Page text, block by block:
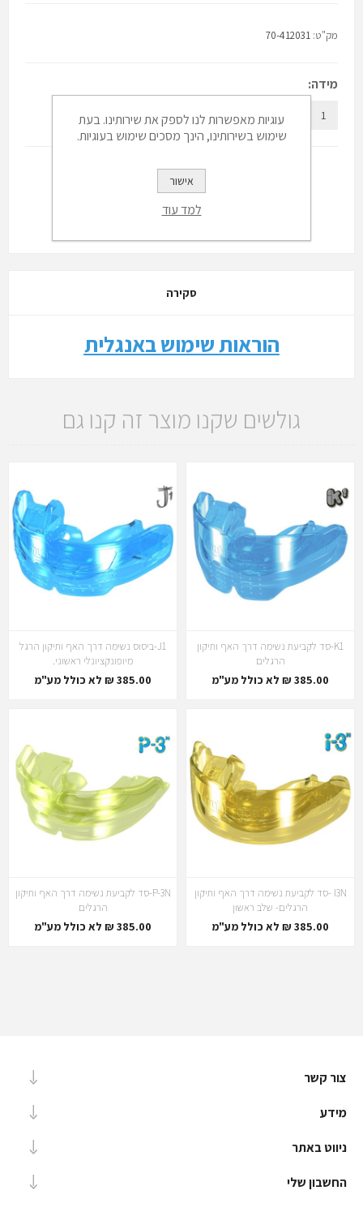
מק"ט: 70-412031
מידה:
1
2
3
4
5
6
7
סקירה
הוראות שימוש באנגלית
גולשים שקנו מוצר זה קנו גם
K1-סד לקביעת נשימה דרך האף ותיקון
הרגלים
385.00 ₪ לא כולל מע"מ
J1-ביסוס נשימה דרך האף ותיקון הרגל
מיופונקציונלי ראשוני.
385.00 ₪ לא כולל מע"מ
I3N -סד לקביעת נשימה דרך האף ותיקון
הרגלים- שלב ראשון
385.00 ₪ לא כולל מע"מ
P-3N-סד לקביעת נשימה דרך האף ותיקון
הרגלים
385.00 ₪ לא כולל מע"מ
צור קשר
מידע
ניווט באתר
החשבון שלי
עוגיות מאפשרות לנו לספק את שירותינו. בעת
שימוש בשירותינו, הינך מסכים שימוש בעוגיות.
אישור
למד עוד